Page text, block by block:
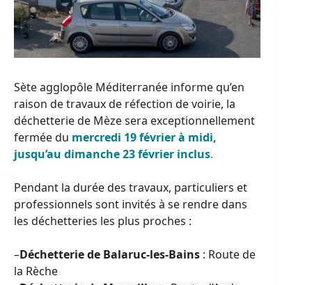
Sète agglopôle Méditerranée informe qu’en
raison de travaux de réfection de voirie, la
déchetterie de Mèze sera exceptionnellement
fermée du mercredi 19 février à midi,
jusqu’au dimanche 23 février inclus.
Pendant la durée des travaux, particuliers et
professionnels sont invités à se rendre dans
les déchetteries les plus proches :
–Déchetterie de Balaruc-les-Bains : Route de
la Rèche